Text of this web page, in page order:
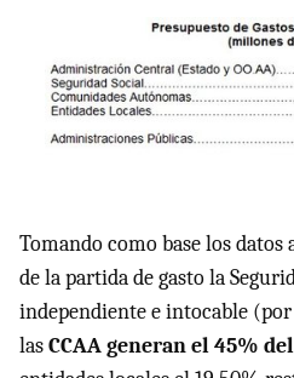
Tomando como base los
de la partida de gasto la
independiente e intocable
lasCCAAgeneran el 45%